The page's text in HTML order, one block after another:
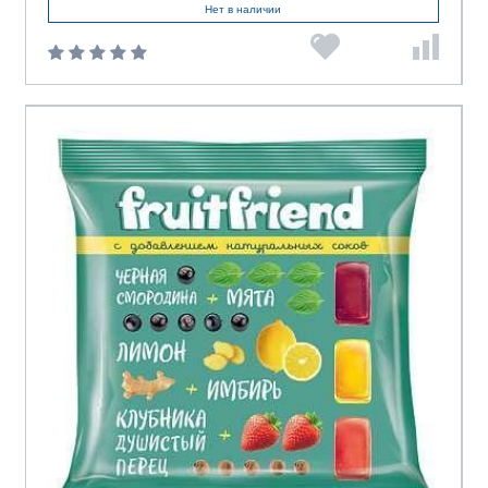
ИП Тамбаум Камея
Коммунарка
Самойловой
Конфил Красный Пищевик
КФ Нева КФ Победа
Микаелло Монетный Двор
Невский кондитер
Новгородская КФ
Объединенные кондитеры
Нет в наличии